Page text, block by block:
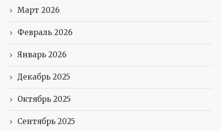
Март 2026
Февраль 2026
Январь 2026
Декабрь 2025
Октябрь 2025
Сентябрь 2025